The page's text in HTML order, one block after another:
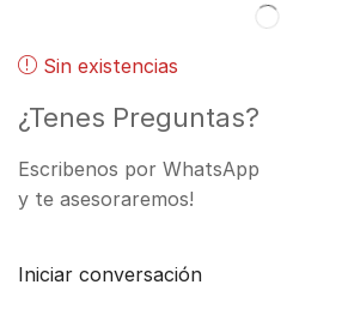
Sin existencias
¿Tenes Preguntas?
Escribenos por WhatsApp
y te asesoraremos!
Iniciar conversación